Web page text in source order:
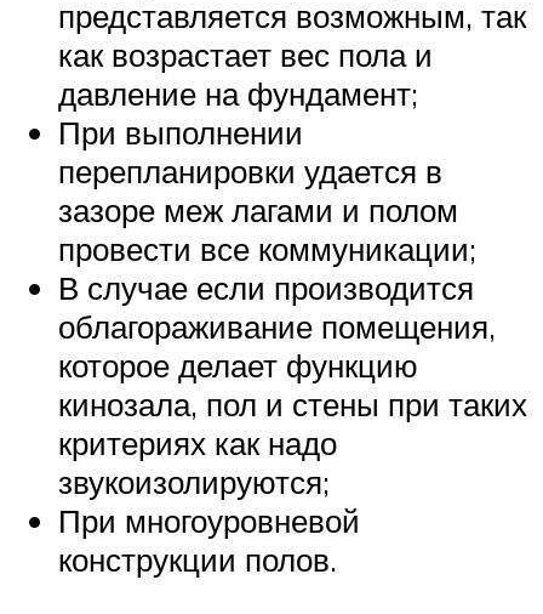
представляется возможным, так
как возрастает вес пола и
давление на фундамент;
При выполнении
перепланировки удается в
зазоре меж лагами и полом
провести все коммуникации;
В случае если производится
облагораживание помещения,
которое делает функцию
кинозала, пол и стены при таких
критериях как надо
звукоизолируются;
При многоуровневой
конструкции полов.